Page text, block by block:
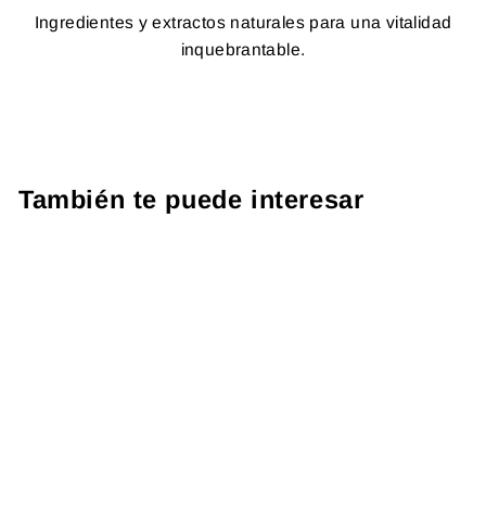
Ingredientes y extractos naturales para una vitalidad
inquebrantable.
También te puede interesar